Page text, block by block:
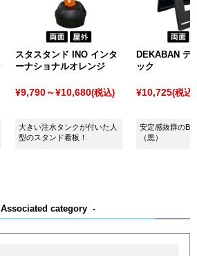
スタスタンド INO インタ
ーナショナルオレンジ
¥9,790～¥10,680(税込)
大きい注水タンクが付いた人
型のスタンド看板！
DEKABAN デ
ック
¥10,725(税込)
安定感抜群の
（黒）
Associated category